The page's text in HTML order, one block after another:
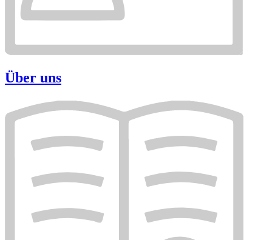
Über uns